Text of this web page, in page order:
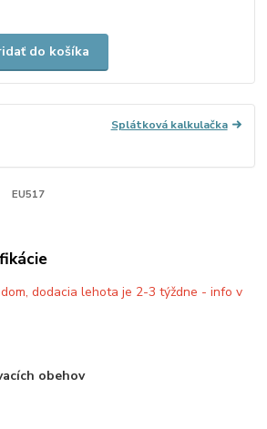
do košíka
Splátková kalkulačka
EU517
dodacia lehota je 2-3 týždne - info v
obehov